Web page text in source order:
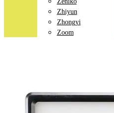
Zhiyun
Zhongyi
Zoom